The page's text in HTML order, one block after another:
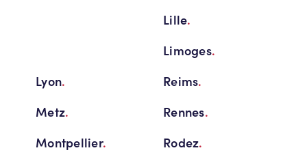
Lille.
Limoges.
Lyon.
Metz.
Montpellier.
Reims.
Rennes.
Rodez.